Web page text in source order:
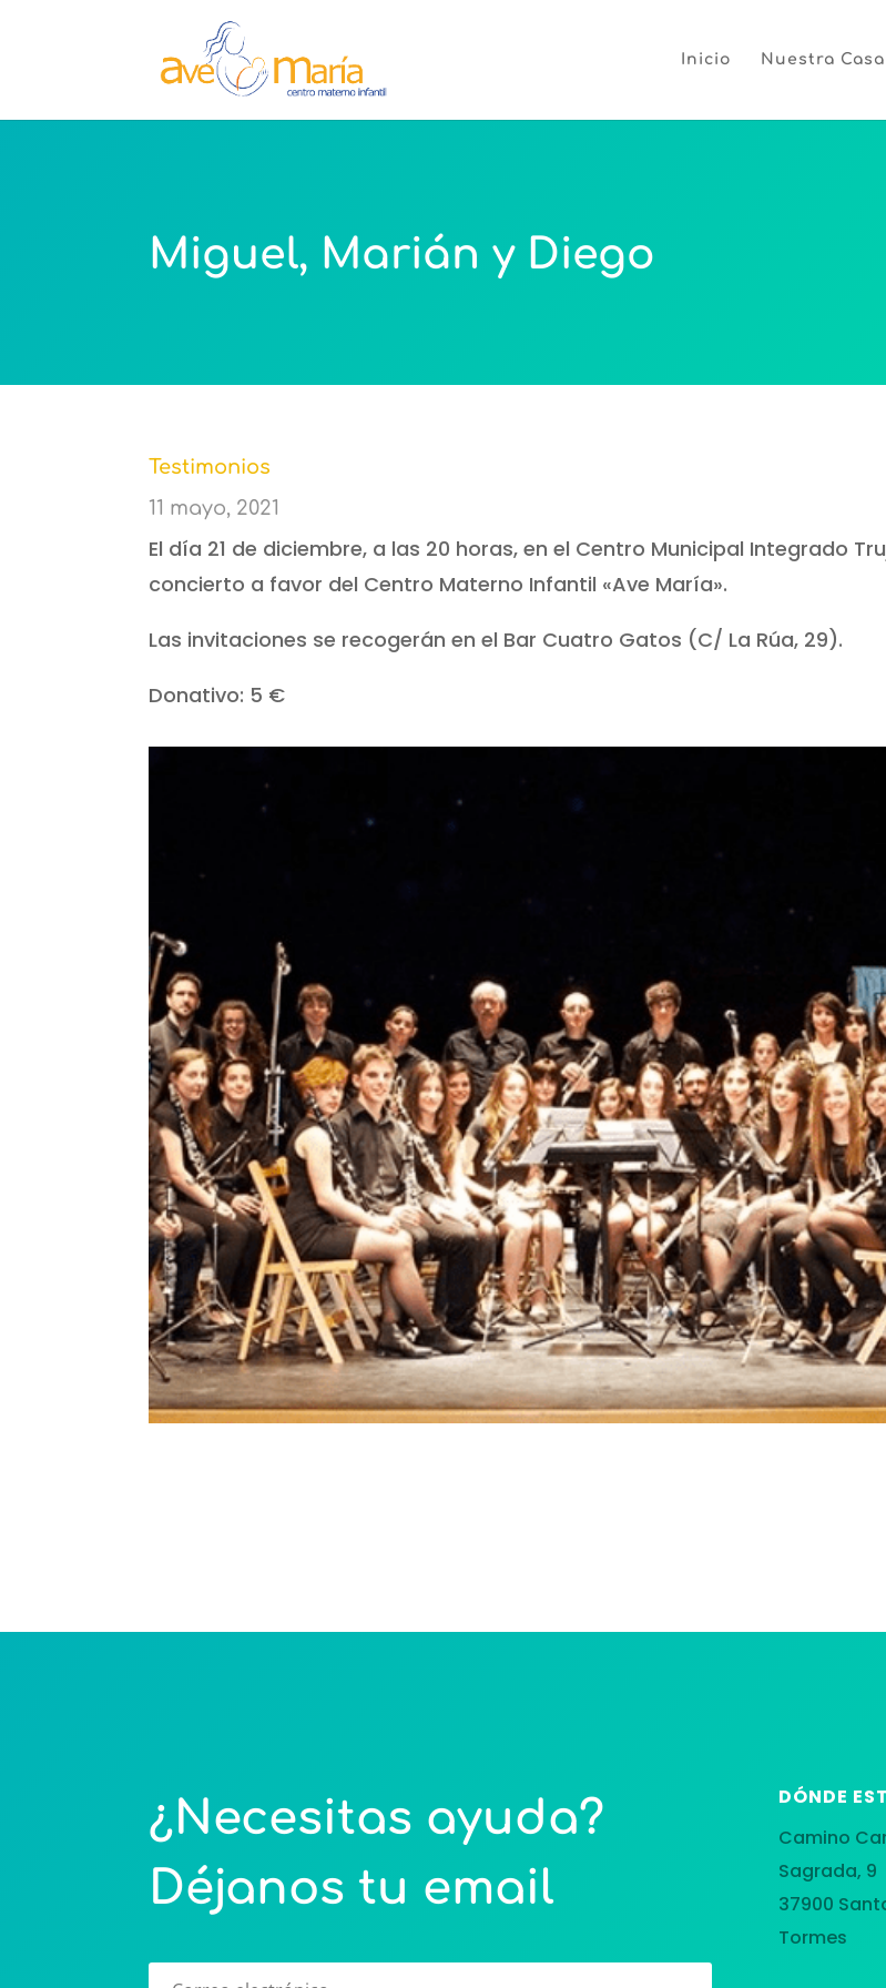
Inicio Nuestra Casa
Miguel, Marián y Diego
Testimonios
11 mayo, 2021
El día 21 de diciembre, a las 20 horas, en el Centro Municipal Integrado
concierto a favor del Centro Materno Infantil «Ave María».
Las invitaciones se recogerán en el Bar Cuatro Gatos (C/ La Rúa, 29).
Donativo: 5 €
¿Necesitas ayuda?
Déjanos tu email
DÓNDE
Camino
Sagrada, 9
37900
Tormes